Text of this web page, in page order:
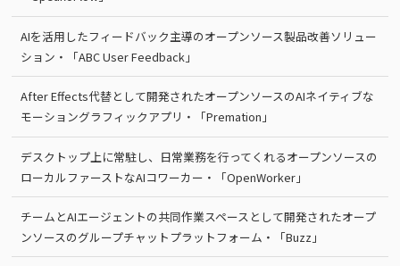
AIを活用したフィードバック主導のオープンソース製品改善ソリュー
ション・「ABC User Feedback」
After Effects代替として開発されたオープンソースのAIネイティブな
モーショングラフィックアプリ・「Premation」
デスクトップ上に常駐し、日常業務を行ってくれるオープンソースの
ローカルファーストなAIコワーカー・「OpenWorker」
チームとAIエージェントの共同作業スペースとして開発されたオープ
ンソースのグループチャットプラットフォーム・「Buzz」